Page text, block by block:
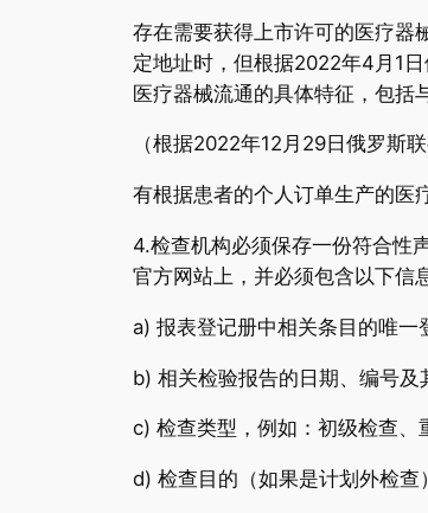
存在需要获得上市许可的医疗器
定地址时，但根据2022年4月1
医疗器械流通的具体特征，包括
（根据2022年12月29日俄罗斯
有根据患者的个人订单生产的医
4.检查机构必须保存一份符合性
官方网站上，并必须包含以下信
a) 报表登记册中相关条目的唯一
b) 相关检验报告的日期、编号及
c) 检查类型，例如：初级检查、
d) 检查目的（如果是计划外检查